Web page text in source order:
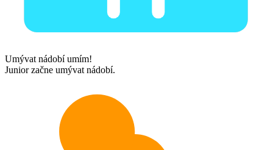
Umývat nádobí umím!
Junior začne umývat nádobí.